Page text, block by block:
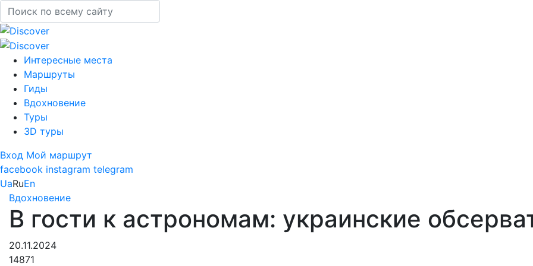
Интересные места
Маршруты
Гиды
Вдохновение
Туры
3D туры
Вход Мой маршрут
facebook instagram telegram
UaRuEn
Вдохновение
В гости к астрономам: украинские
20.11.2024
14871